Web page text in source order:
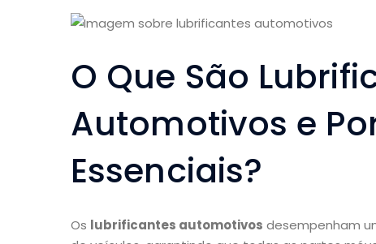
O Que São
Automotivos e
Essenciais?
Os lubrificantes automotivos desempenham